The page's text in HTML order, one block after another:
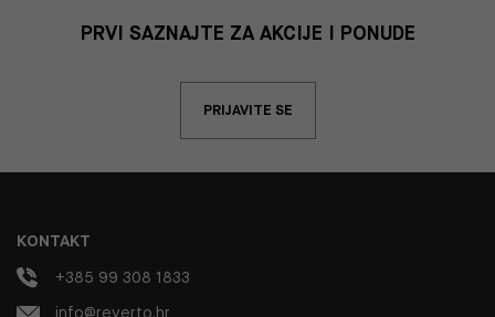
PRVI SAZNAJTE ZA AKCIJE I PONUDE
PRIJAVITE SE
KONTAKT
+385 99 308 1833
info@reverto.hr